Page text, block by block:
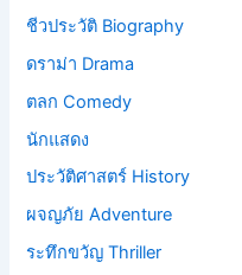
ชีวประวัติ Biography
ดราม่า Drama
ตลก Comedy
นักแสดง
ประวัติศาสตร์ History
ผจญภัย Adventure
ระทึกขวัญ Thriller